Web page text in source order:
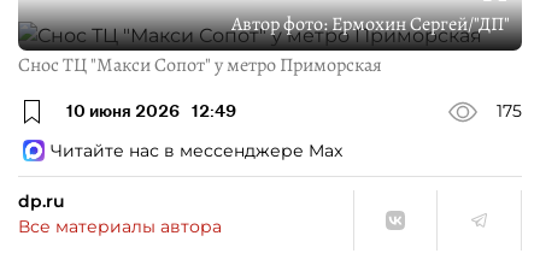
Автор фото:Ермохин Сергей/"ДП"
Снос ТЦ "Макси Сопот" у метро Приморская
10 июня 2026 12:49
175
Читайте нас в мессенджере Max
dp.ru
Все материалы автора